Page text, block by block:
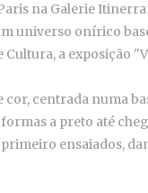
na Galerie
universo onírico
a exposição
centrada numa
a preto até
ensaiados,